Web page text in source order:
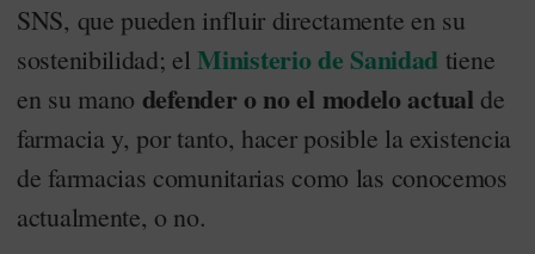
SNS, que pueden influir directamente en su
sostenibilidad; elMinisterio de Sanidad tiene
en su mano defender o no el modelo actualde
farmacia y, por tanto, hacer posible la existencia
de farmacias comunitarias como las conocemos
actualmente, o no.